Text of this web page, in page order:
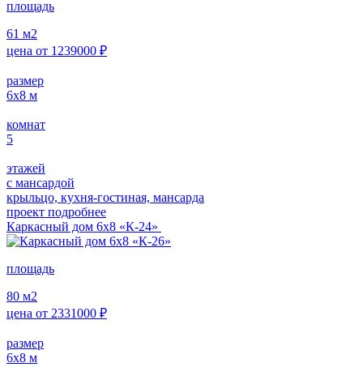
площадь
61 м2
цена от 1239000 ₽
размер
6х8 м
комнат
5
этажей
с мансардой
крыльцо, кухня-гостиная, мансарда
проект подробнее
Каркасный дом 6х8 «К-24»
площадь
80 м2
цена от 2331000 ₽
размер
6х8 м